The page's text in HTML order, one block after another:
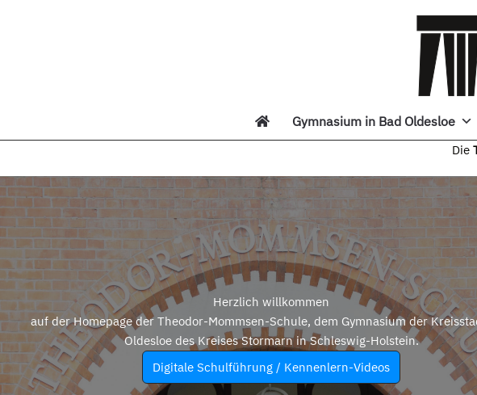
Gymnasium in Bad Oldesloe
Die
Herzlich willkommen
auf der Homepage der Theodor-Mommsen-Schule, dem Gymnasium der
Oldesloe des Kreises Stormarn in Schleswig-Holstein.
Digitale Schulführung / Kennenlern-Videos